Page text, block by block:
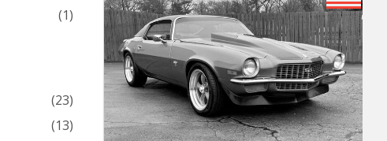
(1)
(23)
(13)